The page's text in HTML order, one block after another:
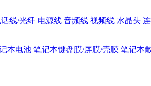
线/光纤 电源线 音频线 视频线 水晶头
本电池 笔记本键盘膜/屏膜/壳膜 笔记本